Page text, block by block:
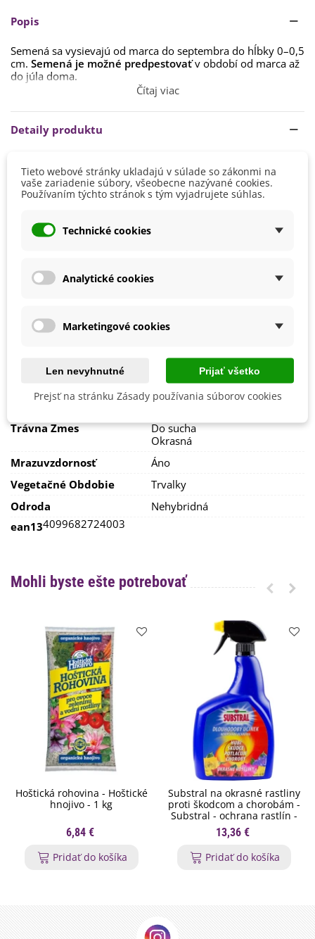
Popis
Semená sa vysievajú od marca do septembra do hĺbky 0–0,5
cm. Semená je možné predpestovaťv období od marca až
do júla doma.
Semená kvetinovej zmesi klíčia približne 14 – 28 dní pri
teplote 10–20 °C. Stanovište voľteslnečné, príp.
polotienisté.
Čítaj viac
Detaily produktu
Výška
20 - 40 cm
Farba Kvetu
Zmes farieb
Stanovisko
Slnečné
August
Júl
Máj
September
Výrobca
Kiepenkerl
Trávna Zmes
Do sucha
Okrasná
Mrazuvzdornosť
Áno
Vegetačné Obdobie
Trvalky
Odroda
Nehybridná
ean134099682724003
Mohli byste ešte potrebovať
Hoštická rohovina - Hoštické
hnojivo - 1 kg
6,84 €
Pridať do košíka
Substral na okrasné rastliny
proti škodcom a chorobám -
Substral - ochrana rastlín -
800 ml
13,36 €
Pridať do košíka
Tieto webové stránky ukladajú v súlade so zákonmi na
vaše zariadenie súbory, všeobecne nazývané cookies.
Používaním týchto stránok s tým vyjadrujete súhlas.
Technické cookies
Analytické cookies
Marketingové cookies
Len nevyhnutné Prijať všetko
Prejsť na stránku Zásady používania súborov cookies